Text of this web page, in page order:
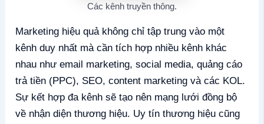
Các kênh truyền thông.
Marketing hiệu quả không chỉ tập trung vào một
kênh duy nhất mà cần tích hợp nhiều kênh khác
nhau như email marketing, social media, quảng cáo
trả tiền (PPC), SEO, content marketing và các KOL.
Sự kết hợp đa kênh sẽ tạo nên mạng lưới đồng bộ
về nhận diện thương hiệu. Uy tín thương hiệu cũng